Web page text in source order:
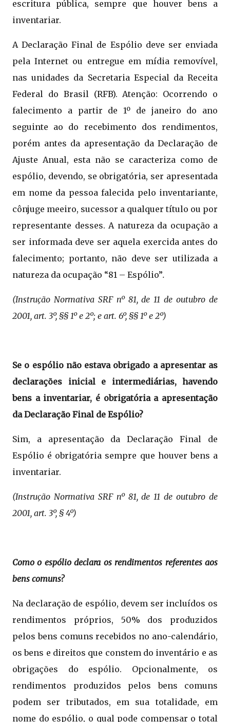
escritura pública, sempre que houver bens a
inventariar.
A Declaração Final de Espólio deve ser enviada
pela Internet ou entregue em mídia removível,
nas unidades da Secretaria Especial da Receita
Federal do Brasil (RFB). Atenção: Ocorrendo o
falecimento a partir de 1º de janeiro do ano
seguinte ao do recebimento dos rendimentos,
porém antes da apresentação da Declaração de
Ajuste Anual, esta não se caracteriza como de
espólio, devendo, se obrigatória, ser apresentada
em nome da pessoa falecida pelo inventariante,
cônjuge meeiro, sucessor a qualquer título ou por
representante desses. A natureza da ocupação a
ser informada deve ser aquela exercida antes do
falecimento; portanto, não deve ser utilizada a
natureza da ocupação “81 – Espólio”.
(Instrução Normativa SRF nº 81, de 11 de outubro de
2001, art. 3º, §§ 1º e 2º; e art. 6º, §§ 1º e 2º)
Se o espólio não estava obrigado a apresentar as
declarações inicial e intermediárias, havendo
bens a inventariar, é obrigatória a apresentação
da Declaração Final de Espólio?
Sim, a apresentação da Declaração Final de
Espólio é obrigatória sempre que houver bens a
inventariar.
(Instrução Normativa SRF nº 81, de 11 de outubro de
2001, art. 3º, § 4º)
Como o espólio declara os rendimentos referentes aos
bens comuns?
Na declaração de espólio, devem ser incluídos os
rendimentos próprios, 50% dos produzidos
pelos bens comuns recebidos no ano-calendário,
os bens e direitos que constem do inventário e as
obrigações do espólio. Opcionalmente, os
rendimentos produzidos pelos bens comuns
podem ser tributados, em sua totalidade, em
nome do espólio, o qual pode compensar o total